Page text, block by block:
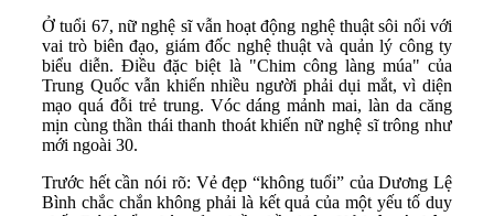
Ở tuổi 67, nữ nghệ sĩ vẫn hoạt động nghệ thuật sôi nổi với
vai trò biên đạo, giám đốc nghệ thuật và quản lý công ty
biểu diễn. Điều đặc biệt là "Chim công làng múa" của
Trung Quốc vẫn khiến nhiều người phải dụi mắt, vì diện
mạo quá đỗi trẻ trung. Vóc dáng mảnh mai, làn da căng
mịn cùng thần thái thanh thoát khiến nữ nghệ sĩ trông như
mới ngoài 30.
Trước hết cần nói rõ: Vẻ đẹp “không tuổi” của Dương Lệ
Bình chắc chắn không phải là kết quả của một yếu tố duy